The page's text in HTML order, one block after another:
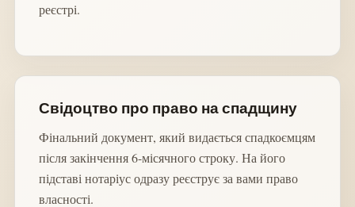
реєстрі.
Свідоцтво про право на спадщину
Фінальний документ, який видається спадкоємцям
після закінчення 6-місячного строку. На його
підставі нотаріус одразу реєструє за вами право
власності.